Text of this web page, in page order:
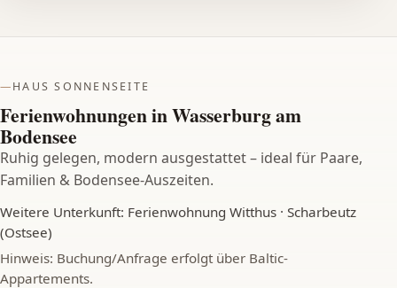
HAUS SONNENSEITE
Ferienwohnungen in Wasserburg am
Bodensee
Ruhig gelegen, modern ausgestattet – ideal für Paare,
Familien & Bodensee-Auszeiten.
Weitere Unterkunft: Ferienwohnung Witthus · Scharbeutz
(Ostsee)
Hinweis: Buchung/Anfrage erfolgt über Baltic-
Appartements.